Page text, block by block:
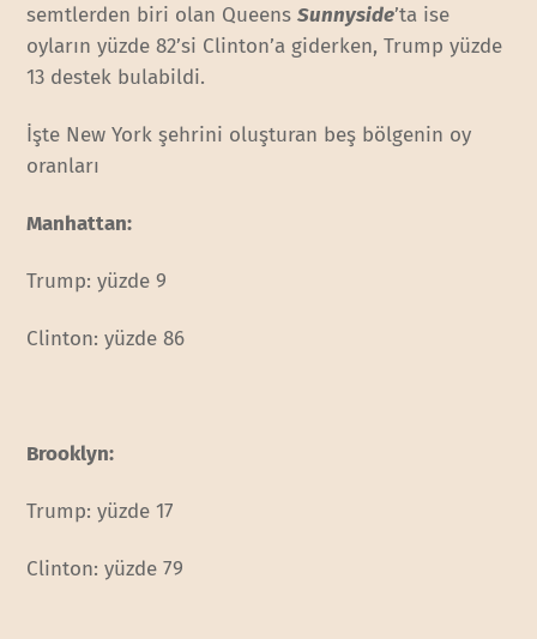
semtlerden biri olan QueensSunnyside’ta ise
oyların yüzde 82’si Clinton’a giderken, Trump yüzde
13 destek bulabildi.
İşte New York şehrini oluşturan beş bölgenin oy
oranları
Manhattan:
Trump: yüzde 9
Clinton: yüzde 86
Brooklyn:
Trump: yüzde 17
Clinton: yüzde 79